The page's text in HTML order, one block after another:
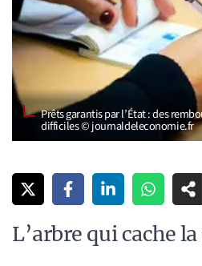
Prêts garantis par l’État : des
difficiles © journaldeleconomie.fr
L’arbre qui cache